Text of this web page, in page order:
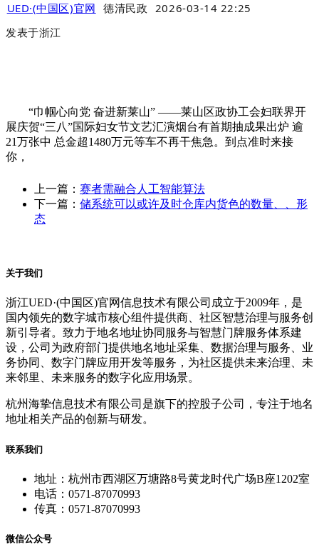
UED·(中国区)官网 德清民政 2026-03-14 22:25
发表于浙江
“巾帼心向党 奋进新莱山” ——莱山区政协工会妇联界开
展庆贺“三八”国际妇女节文艺汇演烟台有首期抽成果出炉 逾
21万张中 总金超1480万元等车不再干焦急。到点准时来接
你，
上一篇： 赛者需融合人工智能算法
下一篇： 储系统可以或许及时仓库内货色的数量、、形
态
关于我们
浙江UED·(中国区)官网信息技术有限公司成立于2009年，是
国内领先的数字城市核心组件提供商、社区智慧治理与服务创
新引导者。致力于地名地址协同服务与智慧门牌服务体系建
设，公司为政府部门提供地名地址采集、数据治理与服务、业
务协同、数字门牌应用开发等服务，为社区提供未来治理、未
来邻里、未来服务的数字化应用场景。
杭州海挚信息技术有限公司是旗下的控股子公司，专注于地名
地址相关产品的创新与研发。
联系我们
地址：杭州市西湖区万塘路8号黄龙时代广场B座1202室
电话：0571-87070993
传真：0571-87070993
微信公众号